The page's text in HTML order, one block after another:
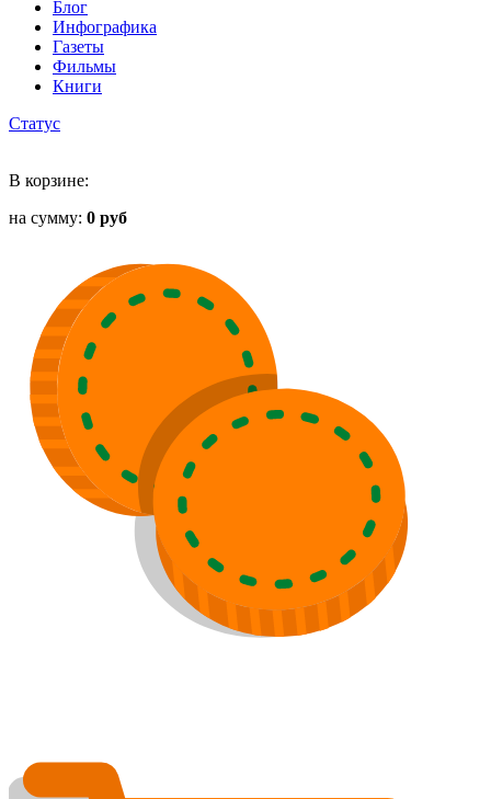
Блог
Инфографика
Газеты
Фильмы
Книги
Статус
В корзине:
на сумму: 0 руб